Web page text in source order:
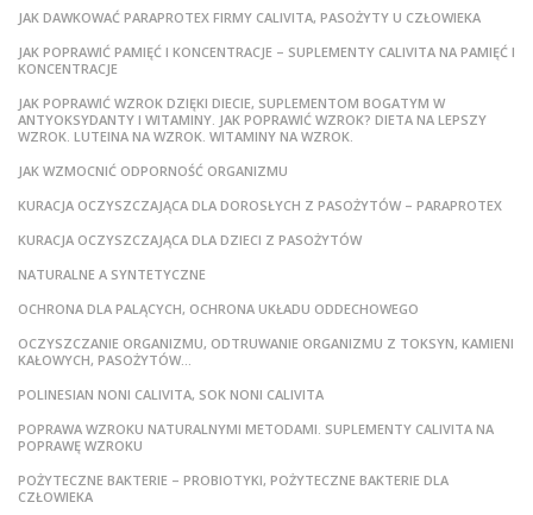
JAK DAWKOWAĆ PARAPROTEX FIRMY CALIVITA, PASOŻYTY U CZŁOWIEKA
JAK POPRAWIĆ PAMIĘĆ I KONCENTRACJE – SUPLEMENTY CALIVITA NA PAMIĘĆ I
KONCENTRACJE
JAK POPRAWIĆ WZROK DZIĘKI DIECIE, SUPLEMENTOM BOGATYM W
ANTYOKSYDANTY I WITAMINY. JAK POPRAWIĆ WZROK? DIETA NA LEPSZY
WZROK. LUTEINA NA WZROK. WITAMINY NA WZROK.
JAK WZMOCNIĆ ODPORNOŚĆ ORGANIZMU
KURACJA OCZYSZCZAJĄCA DLA DOROSŁYCH Z PASOŻYTÓW – PARAPROTEX
KURACJA OCZYSZCZAJĄCA DLA DZIECI Z PASOŻYTÓW
NATURALNE A SYNTETYCZNE
OCHRONA DLA PALĄCYCH, OCHRONA UKŁADU ODDECHOWEGO
OCZYSZCZANIE ORGANIZMU, ODTRUWANIE ORGANIZMU Z TOKSYN, KAMIENI
KAŁOWYCH, PASOŻYTÓW…
POLINESIAN NONI CALIVITA, SOK NONI CALIVITA
POPRAWA WZROKU NATURALNYMI METODAMI. SUPLEMENTY CALIVITA NA
POPRAWĘ WZROKU
POŻYTECZNE BAKTERIE – PROBIOTYKI, POŻYTECZNE BAKTERIE DLA
CZŁOWIEKA